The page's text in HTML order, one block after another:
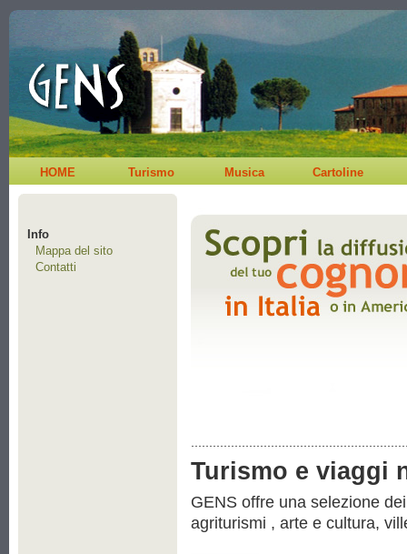
HOME Turismo Musica Cartoline
Info
Mappa del sito
Contatti
Turismo e viaggi
GENS offre una selezione
agriturismi , arte e cultura,